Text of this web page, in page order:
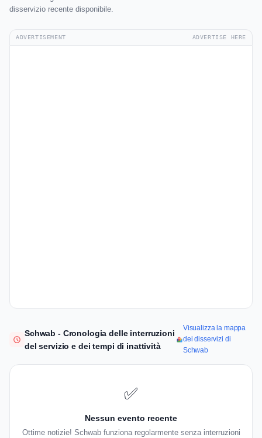
disservizio recente disponibile.
ADVERTISEMENT ADVERTISE HERE
Schwab - Cronologia delle interruzioni
del servizio e dei tempi di inattività
Visualizza la mappa
dei disservizi di
Schwab
✅
Nessun evento recente
Ottime notizie! Schwab funziona regolarmente senza interruzioni